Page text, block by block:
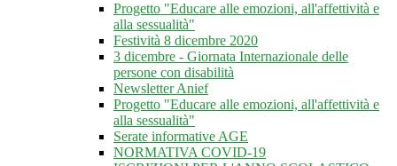
Progetto "Educare alle emozioni, all'affettività e
alla sessualità"
Festività 8 dicembre 2020
3 dicembre - Giornata Internazionale delle
persone con disabilità
Newsletter Anief
Progetto "Educare alle emozioni, all'affettività e
alla sessualità"
Serate informative AGE
NORMATIVA COVID-19